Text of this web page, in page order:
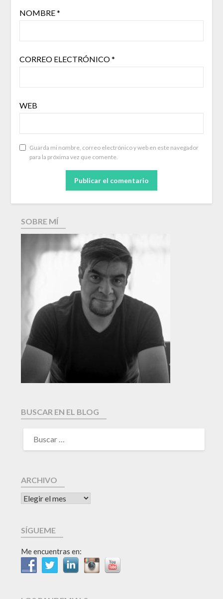
NOMBRE*
CORREO ELECTRÓNICO*
WEB
Guarda mi nombre, correo electrónico y web en este navegador
para la próxima vez que comente.
SOBRE MÍ
BUSCAR EN EL BLOG
ARCHIVO
SÍGUEME
Me encuentras en: